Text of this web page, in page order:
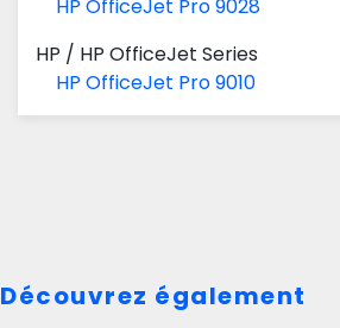
HP OfficeJet Pro 9028
HP / HP OfficeJet Series
HP OfficeJet Pro 9010
Découvrez également